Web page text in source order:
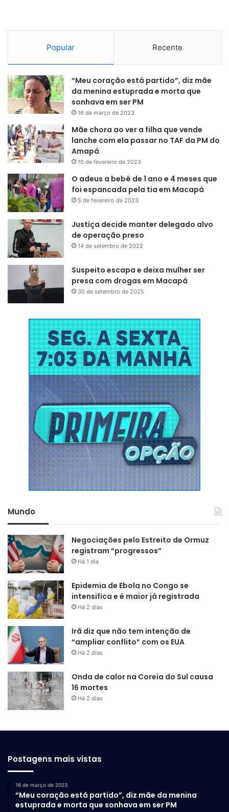
Popular Recente
“Meu coração está partido”, diz mãe
da menina estuprada e morta que
sonhava em ser PM
16 de março de 2023
Mãe chora ao ver a filha que vende
lanche com ela passar no TAF da PM do
Amapá
10 de fevereiro de 2023
O adeus a bebê de 1 ano e 4 meses que
foi espancada pela tia em Macapá
5 de fevereiro de 2023
Justiça decide manter delegado alvo
de operação preso
14 de setembro de 2022
Suspeito escapa e deixa mulher ser
presa com drogas em Macapá
30 de setembro de 2025
Mundo
Negociações pelo Estreito de Ormuz
registram “progressos”
Há 1 dia
Epidemia de Ebola no Congo se
intensifica e é maior já registrada
Há 2 dias
Irã diz que não tem intenção de
“ampliar conflito” com os EUA
Há 2 dias
Onda de calor na Coreia do Sul causa
16 mortes
Há 2 dias
Postagens mais vistas
16 de março de 2023
“Meu coração está partido”, diz mãe da menina
estuprada e morta que sonhava em ser PM